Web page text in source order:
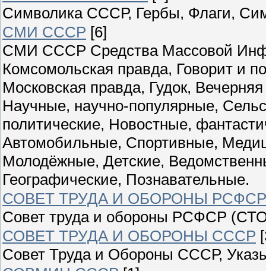
Символика СССР, Гербы, Флаги,
СМИ СССР [6]
СМИ СССР Средства Массовой
Комсомольская правда, Говорит и
Московская правда, Гудок,
Научные, научно-популярные,
политические, Новостные,
Автомобильные, Спортивные,
Молодёжные, Детские,
Географические, Познавательные.
СОВЕТ ТРУДА И ОБОРОНЫ РСФСР
Совет труда и обороны РСФСР
СОВЕТ ТРУДА И ОБОРОНЫ СССР
Совет Труда и Обороны СССР,